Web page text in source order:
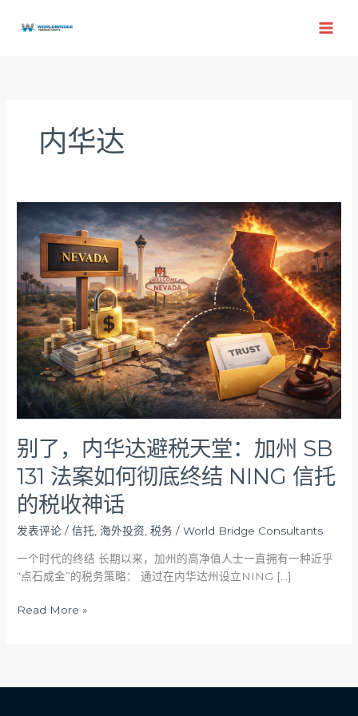
内华达
别了，内华达避税天堂：加州 SB
131 法案如何彻底终结 NING 信托
的税收神话
发表评论 /信托 ,海外投资 ,税务 /World Bridge Consultants
一个时代的终结 长期以来，加州的高净值人士一直拥有一种近乎
“点石成金”的税务策略： 通过在内华达州设立NING […]
内
达
避
税
天
堂：
加
州
SB
131
法
案
如
何
彻
底
结
NING
托
神
Read More »